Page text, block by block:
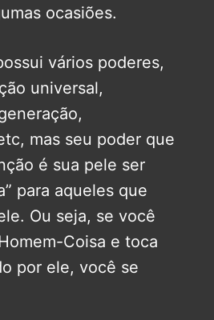
ocasiões.
vários poderes,
universal,
mas seu poder que
é sua pele ser
para aqueles que
Ou seja, se você
Coisa e toca
por ele, você se